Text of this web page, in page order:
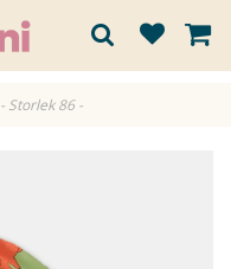
- Storlek 86 -